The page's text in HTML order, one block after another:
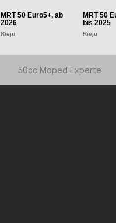
MRT 50 Euro5+, ab
2026
Rieju
MRT 50
bis 2025
Rieju
50cc Moped Experte